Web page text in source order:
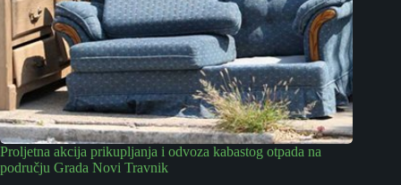
Proljetna akcija prikupljanja i odvoza kabastog otpada na
području Grada Novi Travnik